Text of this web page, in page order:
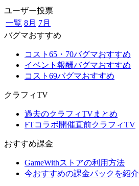
ユーザー投票
一覧 8月 7月
バグマおすすめ
コスト65・70バグマおすすめ
イベント報酬バグマおすすめ
コスト69バグマおすすめ
クラフィTV
過去のクラフィTVまとめ
FTコラボ開催直前クラフィTV
おすすめ課金
GameWithストアの利用方法
今おすすめの課金パックを紹介